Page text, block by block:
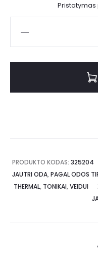
PRODUKTO KODAS: 325204
JAUTRI ODA, PAGAL ODOS
THERMAL, TONIKAI, VEIDUI